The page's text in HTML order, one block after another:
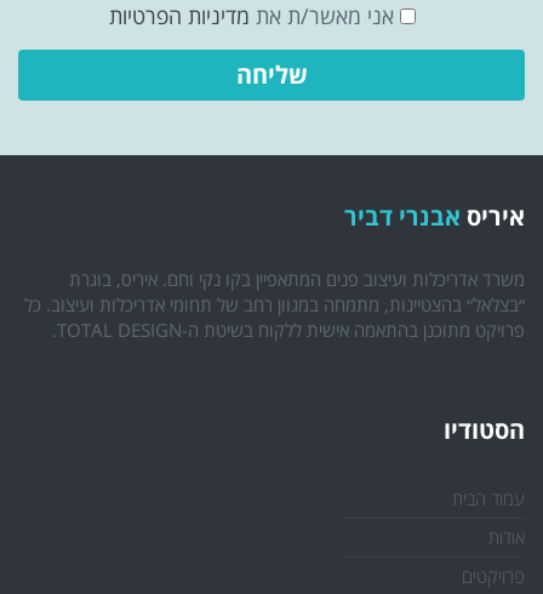
אני מאשר/ת את מדיניות הפרטיות
איריס אבנרי דביר
משרד אדריכלות ועיצוב פנים המתאפיין בקו נקי וחם. איריס, בוגרת
״בצלאל״ בהצטיינות, מתמחה במגוון רחב של תחומי אדריכלות ועיצוב. כל
פרויקט מתוכנן בהתאמה אישית ללקוח בשיטת ה-TOTAL DESIGN.
הסטודיו
עמוד הבית
אודות
פרויקטים